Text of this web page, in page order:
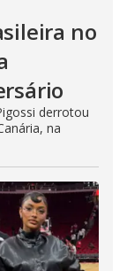
no
derrotou
na